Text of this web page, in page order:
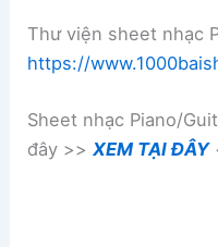
Thư viện sheet nhạc
https://
Sheet nhạc Piano/
đây >>XEM TẠI ĐÂY